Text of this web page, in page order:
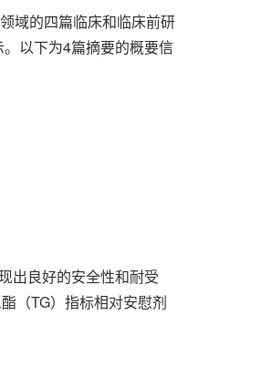
域的四篇临床和临床前研
以下为4篇摘要的概要信
出良好的安全性和耐受
（TG）指标相对安慰剂